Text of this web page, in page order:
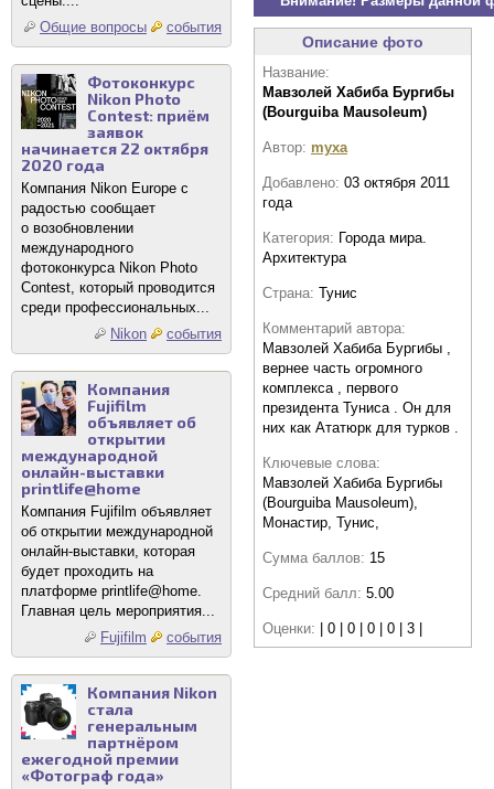
Общие вопросы
события
Фотоконкурс
Nikon Photo
Contest: приём
заявок
начинается 22 октября
2020 года
Компания Nikon Europe с
радостью сообщает
о возобновлении
международного
фотоконкурса Nikon Photo
Contest, который проводится
среди профессиональных...
Nikon
события
Компания
Fujifilm
объявляет об
открытии
международной
онлайн-выставки
printlife@home
Компания Fujifilm объявляет
об открытии международной
онлайн-выставки, которая
будет проходить на
платформе printlife@home.
Главная цель мероприятия...
Fujifilm
события
Компания Nikon
стала
генеральным
партнёром
ежегодной премии
«Фотограф года»
Описание фото
Название:
Мавзолей Хабиба Бургибы
(Bourguiba Mausoleum)
Автор: myxa
Добавлено: 03 октября 2011
года
Категория: Города мира.
Архитектура
Страна: Тунис
Комментарий автора:
Мавзолей Хабиба Бургибы ,
вернее часть огромного
комплекса , первого
президента Туниса . Он для
них как Ататюрк для турков .
Ключевые слова:
Мавзолей Хабиба Бургибы
(Bourguiba Mausoleum),
Монастир, Тунис,
Сумма баллов: 15
Средний балл: 5.00
Оценки: | 0 | 0 | 0 | 0 | 3 |